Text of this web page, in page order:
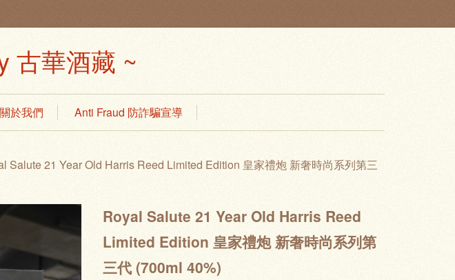
古華酒藏 ~
於我們 Anti Fraud 防詐騙宣導
Salute 21 Year Old Harris Reed Limited Edition 皇家禮炮 新奢時尚系列第三
Royal Salute 21 Year Old Harris Reed
Limited Edition 皇家禮炮 新奢時尚系列第
三代 (700ml 40%)